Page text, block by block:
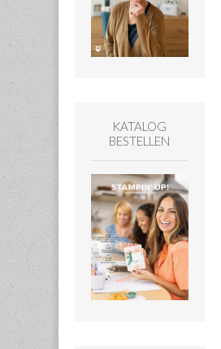
KATALOG
BESTELLEN